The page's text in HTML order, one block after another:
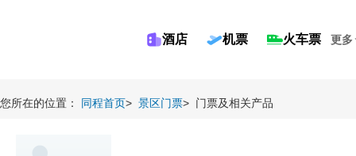
酒店 机票 火车票 更多
您所在的位置： 同程首页> 景区门票> 门票及相关产品